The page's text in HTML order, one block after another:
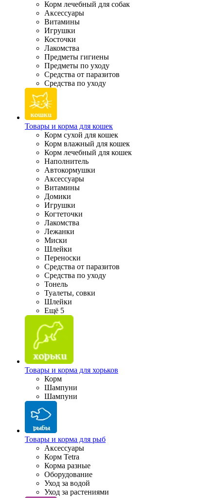
Корм лечебный для собак
Аксессуары
Витамины
Игрушки
Косточки
Лакомства
Предметы гигиены
Предметы по уходу
Средства от паразитов
Средства по уходу
Товары и корма для кошек
Корм сухой для кошек
Корм влажный для кошек
Корм лечебный для кошек
Наполнитель
Автокормушки
Аксессуары
Витамины
Домики
Игрушки
Когтеточки
Лакомства
Лежанки
Миски
Шлейки
Переноски
Средства от паразитов
Средства по уходу
Тонель
Туалеты, совки
Шлейки
Ещё 5
Товары и корма для хорьков
Корм
Шампуни
Шампуни
Товары и корма для рыб
Аксессуары
Корм Tetra
Корма разные
Оборудование
Уход за водой
Уход за растениями